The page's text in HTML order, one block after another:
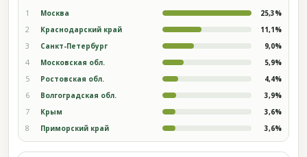
1 Москва 25,3%
2 Краснодарский край 11,1%
3 Санкт-Петербург 9,0%
4 Московская обл. 5,9%
5 Ростовская обл. 4,4%
6 Волгоградская обл. 3,9%
7 Крым 3,6%
8 Приморский край 3,6%